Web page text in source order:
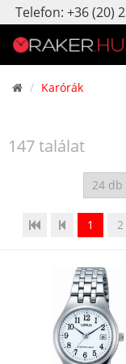
Telefon: +36 (20)
Karórák
147 találat
1 2